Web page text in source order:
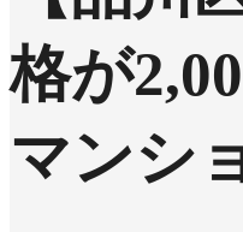
格が
マンシ